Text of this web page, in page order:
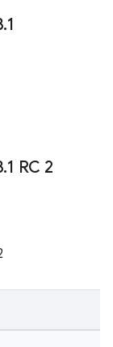
.1
.1 RC 2